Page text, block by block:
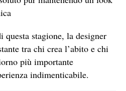
stagione, la designer
tra chi crea l’abito e chi
più importante
indimenticabile.